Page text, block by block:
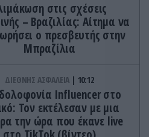
στις σχέσεις
– Βραζιλίας: Αίτημα να
ο πρεσβευτής στην
Μπραζίλια
ΔΙΕΘΝΗΣ ΑΣΦΑΛΕΙΑ 10:12
Ιnfluencer στο
Τον εκτέλεσαν με μια
την ώρα που έκανε live